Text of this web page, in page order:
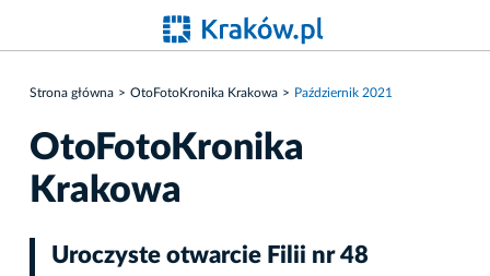
Strona główna OtoFotoKronika Krakowa Październik 2021
OtoFotoKronika
Krakowa
Uroczyste otwarcie Filii nr 48